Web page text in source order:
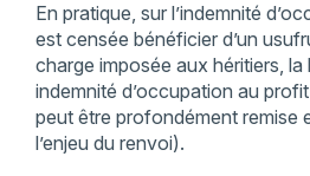
En pratique, sur l’indemnité
est censée bénéficier d’un
charge imposée aux héritiers, la
indemnité d’occupation au
peut être profondément remise
l’enjeu du renvoi).